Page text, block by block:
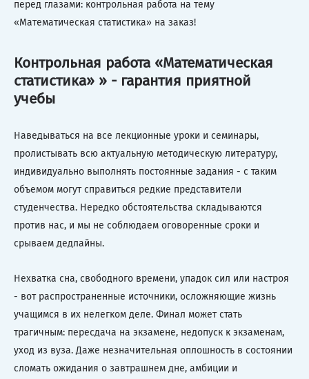
перед глазами: контрольная работа на тему
«Математическая статистика» на заказ!
Контрольная работа «Математическая
статистика» » - гарантия приятной
учебы
Наведываться на все лекционные уроки и семинары,
пролистывать всю актуальную методическую литературу,
индивидуально выполнять постоянные задания - с таким
объемом могут справиться редкие представители
студенчества. Нередко обстоятельства складываются
против нас, и мы не соблюдаем оговоренные сроки и
срываем дедлайны.
Нехватка сна, свободного времени, упадок сил или настроя
- вот распространенные источники, осложняющие жизнь
учащимся в их нелегком деле. Финал может стать
трагичным: пересдача на экзамене, недопуск к экзаменам,
уход из вуза. Даже незначительная оплошность в состоянии
сломать ожидания о завтрашнем дне, амбиции и